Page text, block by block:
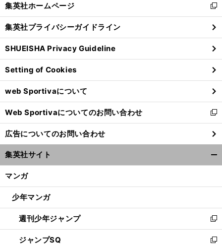
閉
る
集英社ホームページ
新
し
い
ウ
ィ
ン
ド
ウ
で
開
く
集英社プライバシーガイドライン
SHUEISHA Privacy Guideline
Setting of Cookies
web Sportivaについて
Web Sportivaについてのお問い合わせ
新
し
い
ウ
ィ
ン
ウ
開
く
広告についてのお問い合わせ
集英社サイト
マンガ
少年マンガ
週刊少年ジャンプ
新
し
い
ジャンプSQ
新